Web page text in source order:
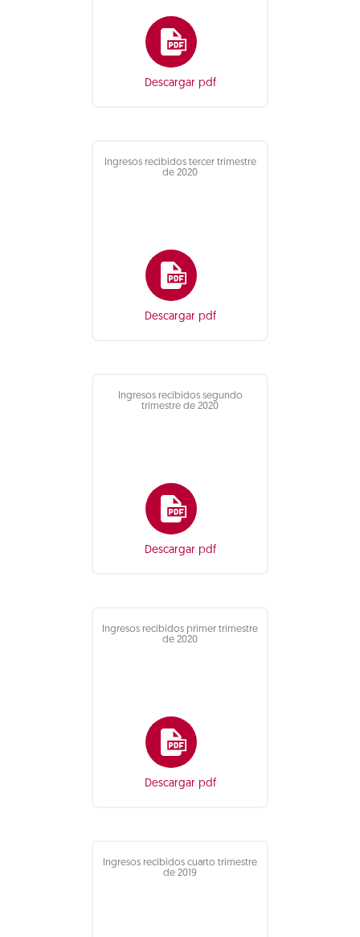
Descargar pdf
Ingresos recibidos tercer trimestre
de 2020
Descargar pdf
Ingresos recibidos segundo
trimestre de 2020
Descargar pdf
Ingresos recibidos primer trimestre
de 2020
Descargar pdf
Ingresos recibidos cuarto trimestre
de 2019